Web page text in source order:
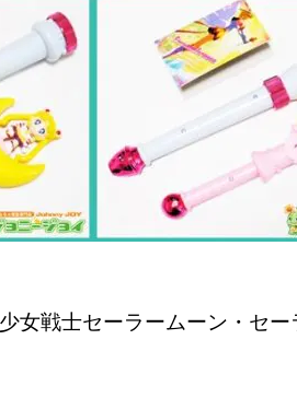
女戦士セーラームーン・セ